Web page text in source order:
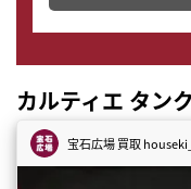
カルティエ タン
宝石広場 買取